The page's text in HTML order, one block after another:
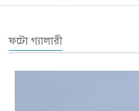
ফটো গ্যালারী